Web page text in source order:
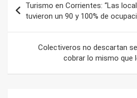
de
entradas
Turismo en Corrientes: “Las
tuvieron un 90 y 100% de
Colectiveros no descartan
cobrar lo mismo que